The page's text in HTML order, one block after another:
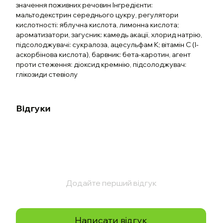
значення поживних речовин Інгредієнти:
мальтодекстрин середнього цукру, регулятори
кислотності: яблучна кислота, лимонна кислота;
ароматизатори, загусник: камедь акації, хлорид натрію,
підсолоджувачі: сукралоза, ацесульфам К; вітамін С (l-
аскорбінова кислота), барвник: бета-каротин, агент
проти стеження: діоксид кремнію, підсолоджувач:
глікозиди стевіолу
Відгуки
Додайте перший відгук
Написати відгук